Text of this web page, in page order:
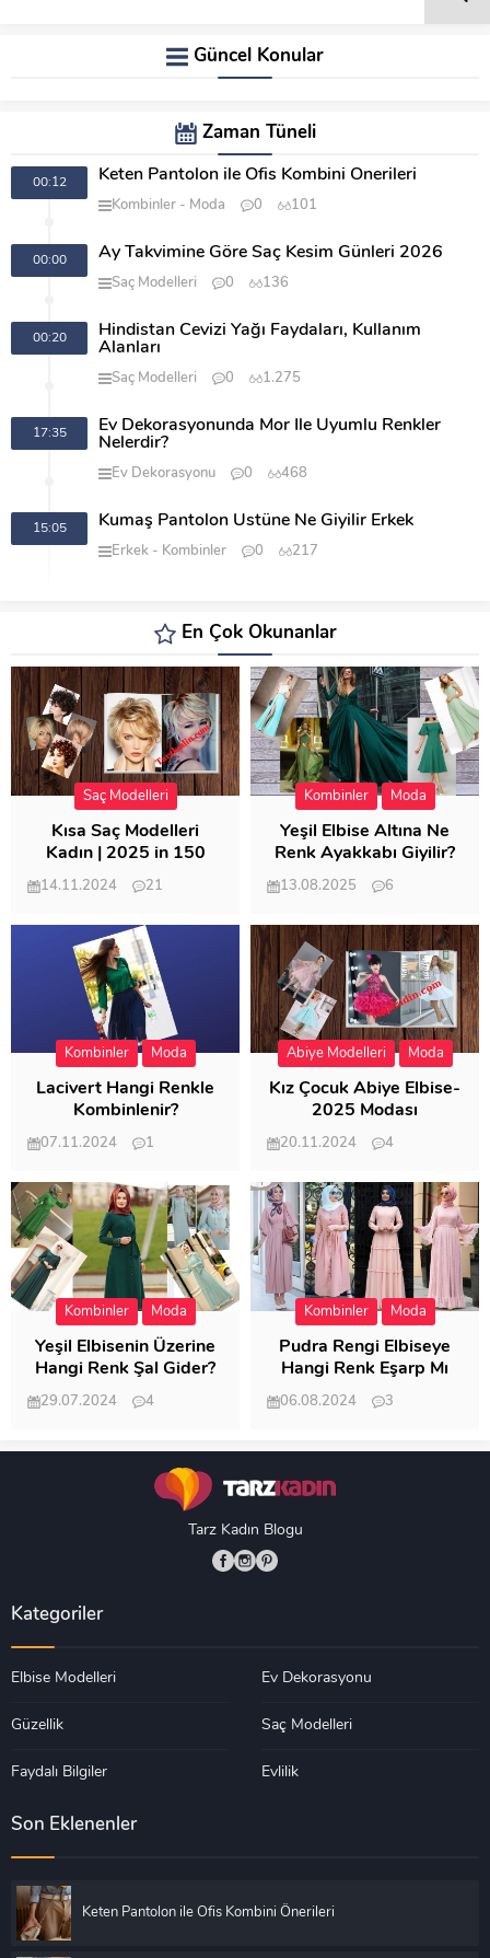
Güncel Konular
Zaman Tüneli
00:12 Keten Pantolon ile Ofis Kombini Önerileri
Kombinler Moda 0 101
00:00 Ay Takvimine Göre Saç Kesim Günleri 2026
Saç Modelleri 0 136
00:20
Hindistan Cevizi Yağı Faydaları, Kullanım
Alanları
Saç Modelleri 0 1.275
17:35
Ev Dekorasyonunda Mor İle Uyumlu Renkler
Nelerdir?
Ev Dekorasyonu 0 468
15:05 Kumaş Pantolon Üstüne Ne Giyilir Erkek
Erkek Kombinler 0 217
En Çok Okunanlar
Saç Modelleri
Kısa Saç Modelleri
Kadın | 2025 in 150
Modeli
14.11.2024
21
Kombinler Moda
Yeşil Elbise Altına Ne
Renk Ayakkabı Giyilir?
13.08.2025
6
Kombinler Moda
Lacivert Hangi Renkle
Kombinlenir?
07.11.2024
1
Abiye Modelleri Moda
Kız Çocuk Abiye Elbise-
2025 Modası
20.11.2024
4
Kombinler Moda
Yeşil Elbisenin Üzerine
Hangi Renk Şal Gider?
29.07.2024
4
Kombinler Moda
Pudra Rengi Elbiseye
Hangi Renk Eşarp Mı
Dedi Birisi
06.08.2024
3
Tarz Kadın Blogu
Kategoriler
Elbise Modelleri Ev Dekorasyonu
Güzellik Saç Modelleri
Faydalı Bilgiler Evlilik
Son Eklenenler
Keten Pantolon ile Ofis Kombini Önerileri